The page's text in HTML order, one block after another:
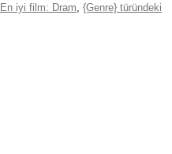
En iyi film: Dram {Genre} türündeki